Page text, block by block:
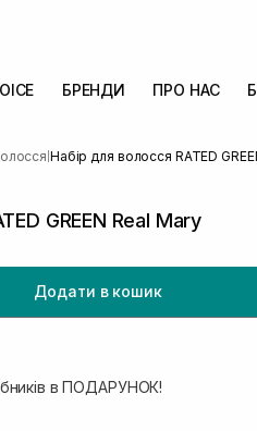
БРЕНДИ ПРО НАС
Набір для волосся RATED
GREEN Real Mary
Додати в кошик
в ПОДАРУНОК!